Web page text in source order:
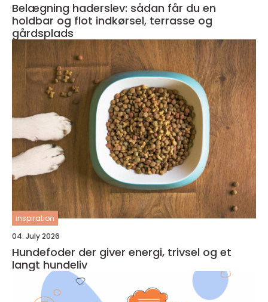
Belægning haderslev: sådan får du en
holdbar og flot indkørsel, terrasse og
gårdsplads
inspiration
04. July 2026
Hundefoder der giver energi, trivsel og et
langt hundeliv